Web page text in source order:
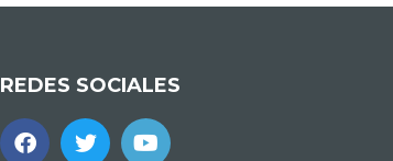
REDES SOCIALES